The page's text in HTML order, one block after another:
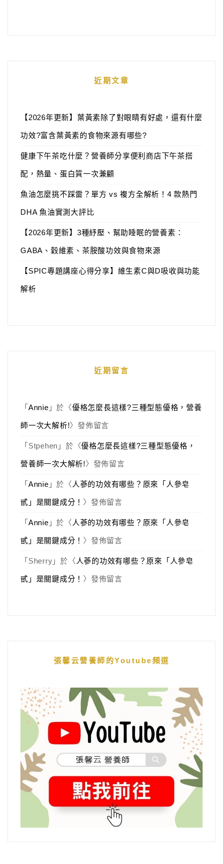
近期文章
【2026年更新】葉黃素除了對眼睛有好處，還有什麼
功效?富含葉黃素的食物來源有哪些?
健康下午茶吃什麼？營養師分享便利商店下午茶搭
配，熱量、蛋白質一次兼顧
魚油怎麼挑不踩雷？單方 vs 複方全解析！4 款熱門
DHA 魚油實測大評比
【2026年更新】3種紓壓、幫助睡眠的營養素：
GABA、穀維素、茶胺酸功效與食物來源
【SPIC專題講座心得分享】維生素C與D吸收與功能
解析
近期留言
「 Annie 」於〈優格怎麼長這樣?三種型態優格，營養
師一次大解析!〉發佈留言
「 Stpehen 」於〈優格怎麼長這樣?三種型態優格，
營養師一次大解析!〉發佈留言
「 Annie 」於〈 人蔘的功效有哪些？原來「人參皂
甙」是關鍵成分！ 〉發佈留言
「 Annie 」於〈 人蔘的功效有哪些？原來「人參皂
甙」是關鍵成分！ 〉發佈留言
「 Sherry 」於〈 人蔘的功效有哪些？原來「人參皂
甙」是關鍵成分！ 〉發佈留言
張馨云營養師的Youtube頻道